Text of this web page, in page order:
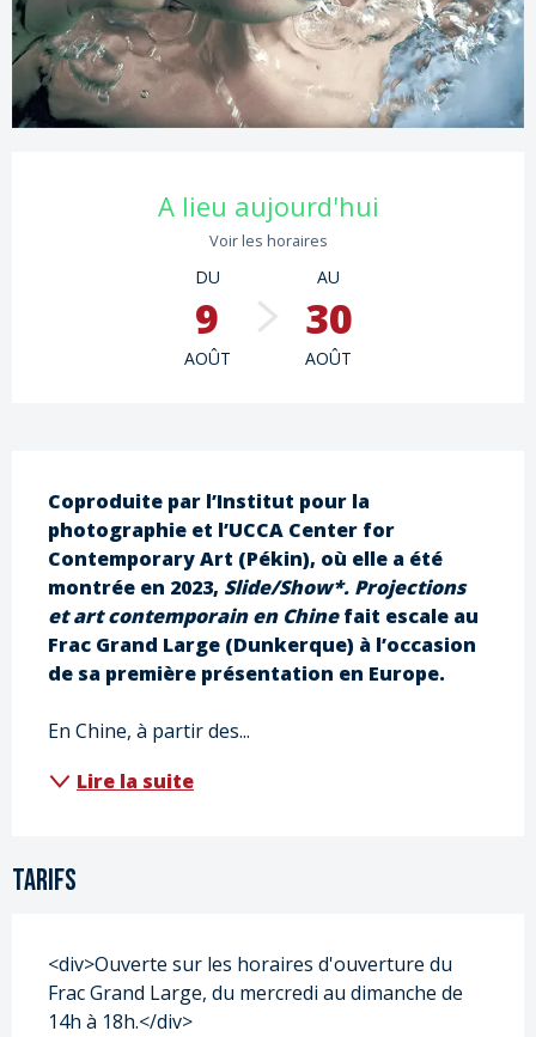
Ouverture et coordonnées
A lieu aujourd'hui
Voir les horaires
DU
9
AOÛT
AU
30
AOÛT
Description
Coproduite par l’Institut pour la
photographie et l’UCCA Center for
Contemporary Art (Pékin), où elle a été
montrée en 2023, Slide/Show*. Projections
et art contemporain en Chine fait escale au
Frac Grand Large (Dunkerque) à l’occasion
de sa première présentation en Europe.
En Chine, à partir des...
Lire la suite
Tarifs
<div>Ouverte sur les horaires d'ouverture du
Frac Grand Large, du mercredi au dimanche de
14h à 18h.</div>